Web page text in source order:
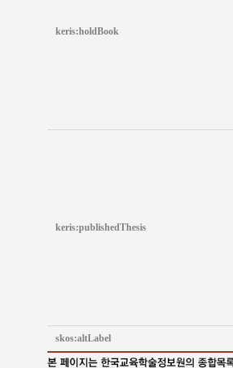
keris:holdBook
keris:publishedThesis
skos:altLabel